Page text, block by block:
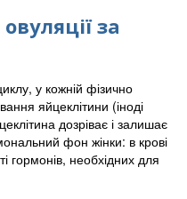
за
у кожній фізично
яйцеклітини (іноді
дозріває і залишає
фон жінки: в крові
гормонів, необхідних для